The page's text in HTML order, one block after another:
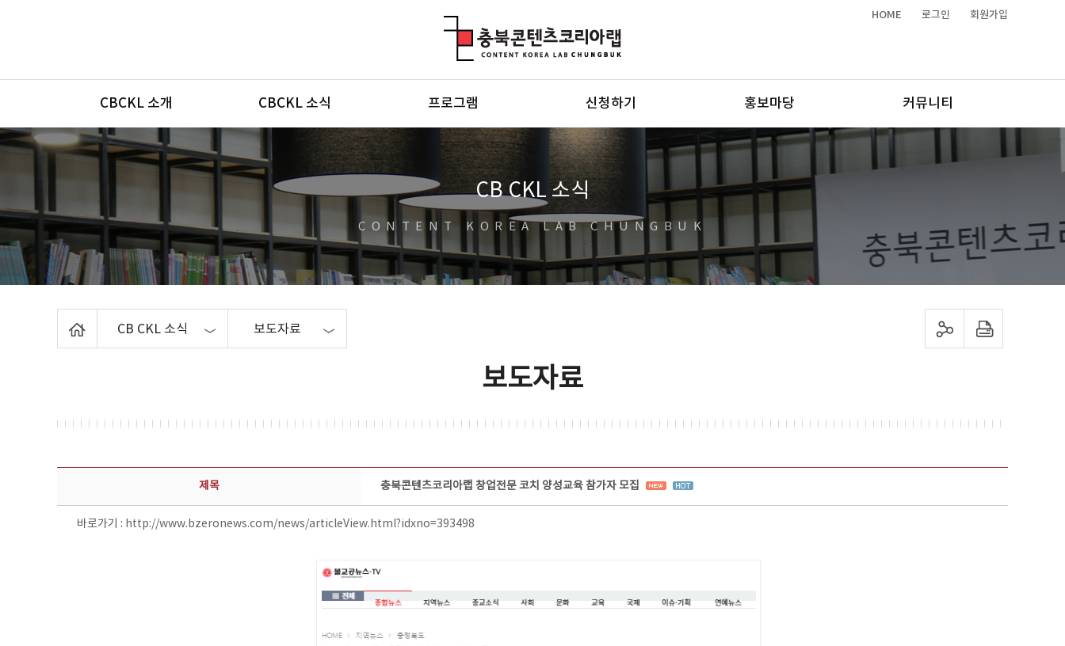
HOME 로그인 회원가입
메뉴
CBCKL 소개 CBCKL 소식 프로그램 신청하기 홍보마당 커뮤니티
CB CKL 소식
CONTENT KOREA LAB CHUNGBUK
CB CKL 소식 보도자료 sns 공유하기 프린트하기
보도자료
보도자료 상세보기 - 제목, 담당부서, 담당자, 담당연락처, 내용, 첨부파일 정보 제공
제목 충북콘텐츠코리아랩 창업전문 코치 양성교육 참가자 모집
바로가기 : http://www.bzeronews.com/news/articleView.html?idxno=393498